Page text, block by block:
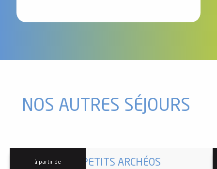
NOS AUTRES SÉJOURS
à partir de LES PETITS ARCHÉOS